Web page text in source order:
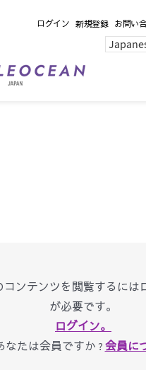
ログイン 新規登録 お問い
コンテンツを閲覧するには
が必要です。
ログイン。
なたは会員ですか ? 会員に